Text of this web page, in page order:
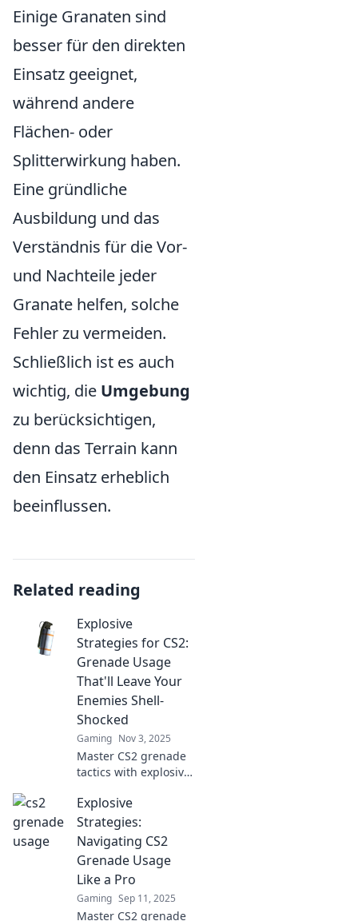
Einige Granaten sind
besser für den direkten
Einsatz geeignet,
während andere
Flächen- oder
Splitterwirkung haben.
Eine gründliche
Ausbildung und das
Verständnis für die Vor-
und Nachteile jeder
Granate helfen, solche
Fehler zu vermeiden.
Schließlich ist es auch
wichtig, die Umgebung
zu berücksichtigen,
denn das Terrain kann
den Einsatz erheblich
beeinflussen.
Related reading
Explosive
Strategies for CS2:
Grenade Usage
That'll Leave Your
Enemies Shell-
Shocked
Gaming Nov 3, 2025
Master CS2 grenade
tactics with explosive
leave your enemies in
shock. Unleash chaos
and dominate the
battlefield!
Explosive
Strategies:
Navigating CS2
Grenade Usage
Like a Pro
Gaming Sep 11, 2025
Master CS2 grenade